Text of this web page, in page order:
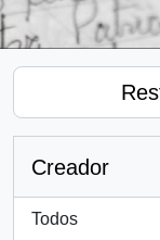
Creador
Todos